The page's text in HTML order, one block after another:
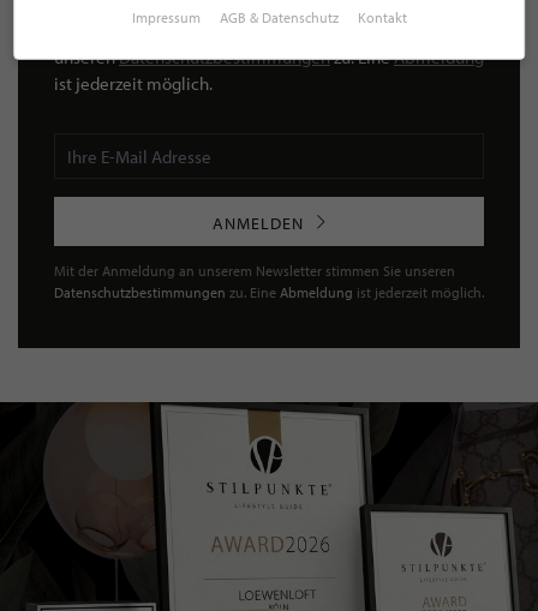
Mit der Anmeldung für unseren Newsletter stimmen Sie
unserenDatenschutzbestimmungenzu. EineAbmeldung
ist jederzeit möglich.
ANMELDEN
Mit der Anmeldung an unserem Newsletter stimmen Sie unseren
Datenschutzbestimmungen zu. Eine Abmeldung ist jederzeit möglich.
Impressum AGB & Datenschutz Kontakt